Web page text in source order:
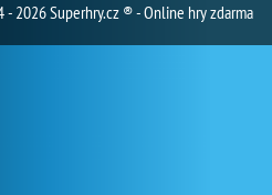
2026 Superhry.cz ® - Online hry zdarma